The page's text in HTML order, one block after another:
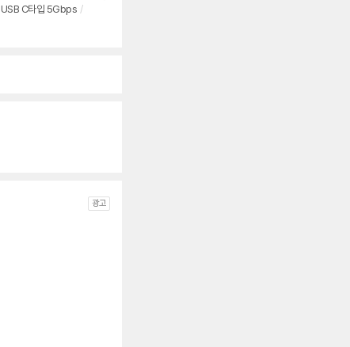
USB C타입 5Gbps /
광고